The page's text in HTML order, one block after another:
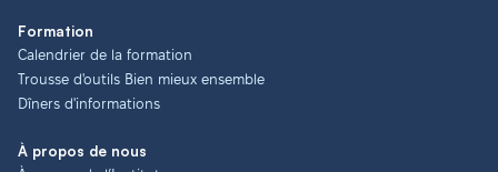
Formation
Calendrier de la formation
Trousse d'outils Bien mieux ensemble
Dîners d'informations
À propos de nous